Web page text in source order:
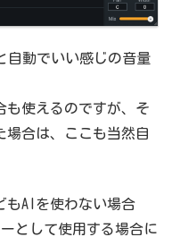
自動でいい感じの音量
も使えるのですが、そ
場合は、ここも当然自
もAIを使わない場合
として使用する場合に